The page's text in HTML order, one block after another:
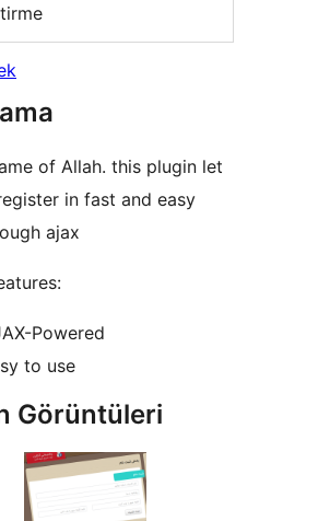
of Allah. this plugin let
in fast and easy
ajax
Powered
to use
Görüntüleri